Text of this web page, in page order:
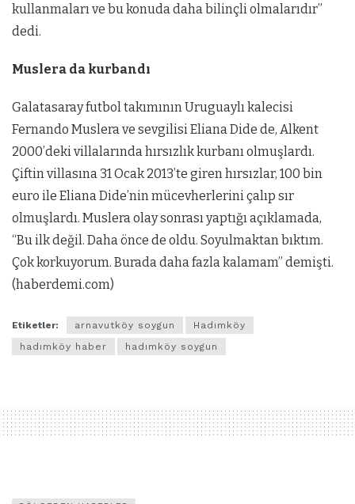
kullanmaları ve bu konuda daha bilinçli olmalarıdır”
dedi.
Muslera da kurbandı
Galatasaray futbol takımının Uruguaylı kalecisi
Fernando Muslera ve sevgilisi Eliana Dide de, Alkent
2000’deki villalarında hırsızlık kurbanı olmuşlardı.
Çiftin villasına 31 Ocak 2013’te giren hırsızlar, 100 bin
euro ile Eliana Dide’nin mücevherlerini çalıp sır
olmuşlardı. Muslera olay sonrası yaptığı açıklamada,
“Bu ilk değil. Daha önce de oldu. Soyulmaktan bıktım.
Çok korkuyorum. Burada daha fazla kalamam” demişti.
(haberdemi.com)
Etiketler: arnavutköy soygun
Hadımköy
hadımköy haber
hadımköy soygun